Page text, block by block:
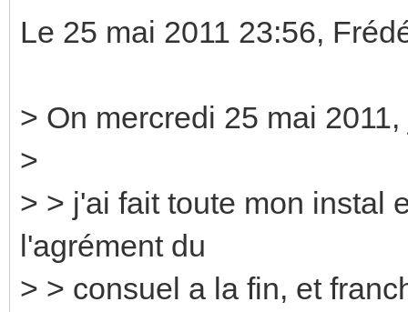
Le 25 mai 2011 23:56,
> On mercredi 25 mai
>
> > j'ai fait toute mon instal
l'agrément du
> > consuel a la fin, et